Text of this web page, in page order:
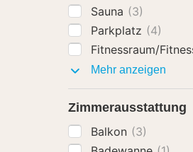
Sauna (3)
Parkplatz (4)
Fitnessraum/
Mehr anzeigen
Zimmerausstattung
Balkon (3)